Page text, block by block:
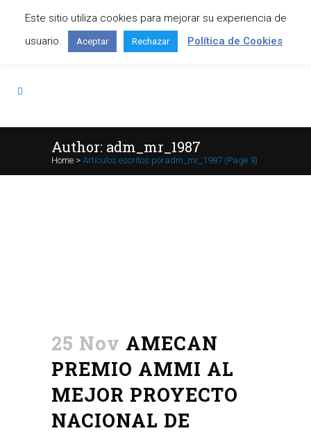
Contáctanos: +34 645 295 966
Author: adm_mr_1987
Home > Artículos escritos poradm_mr_1987 (Page 9)
25 Nov AMECAN
PREMIO AMMI AL
MEJOR PROYECTO
NACIONAL DE
Este sitio utiliza cookies para mejorar su experiencia de
usuario.
Aceptar Rechazar Política de Cookies